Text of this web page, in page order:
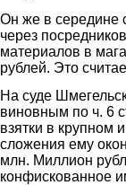
Он же в середине
через
материалов в
рублей. Это
На суде
виновным по ч. 6
взятки в крупном
сложения ему
млн. Миллион
конфискованное